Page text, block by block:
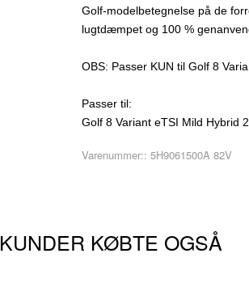
Golf-modelbetegnelse på de
lugtdæmpet og 100 %
OBS: Passer KUN til Golf 8
Passer til:
Golf 8 Variant eTSI Mild Hybrid
Varenummer:: 5H9061500A 82V
KUNDER KØBTE OGSÅ